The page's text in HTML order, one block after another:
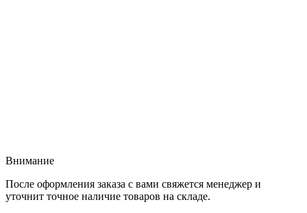
Внимание
После оформления заказа с вами свяжется менеджер и
уточнит точное наличие товаров на складе.